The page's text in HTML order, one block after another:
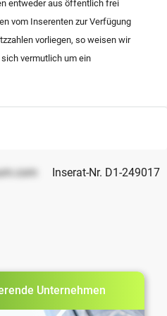
Metallverarbeitung und
entweder aus öffentlich frei
vom Inserenten zur Verfügung
vorliegen, so weisen wir
vermutlich um ein
Inserat-Nr. D1-249017
Unternehmen